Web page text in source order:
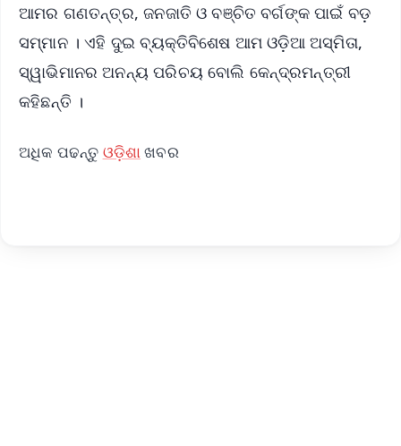
ଆମର ଗଣତନ୍ତ୍ର, ଜନଜାତି ଓ ବଞ୍ଚିତ ବର୍ଗଙ୍କ ପାଇଁ ବଡ଼
ସମ୍ମାନ । ଏହି ଦୁଇ ବ୍ୟକ୍ତିବିଶେଷ ଆମ ଓଡ଼ିଆ ଅସ୍ମିତା,
ସ୍ୱାଭିମାନର ଅନନ୍ୟ ପରିଚୟ ବୋଲି କେନ୍ଦ୍ରମନ୍ତ୍ରୀ
କହିଛନ୍ତି ।
ଅଧିକ ପଢନ୍ତୁ ଓଡ଼ିଶା ଖବର